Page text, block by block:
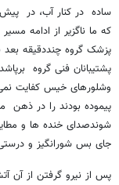
ساده در کنار آب، در
که ما ناگزیر از ادامه
پزشک گروه چنددقیقه بعد
پشتیبانان فنی گروه
وشلورهای خیس کفایت
پیموده بودند را در ذهن
شوندصدای خنده ها و
جای بس شورانگیز و درستی
پس از نیرو گرفتن از آن